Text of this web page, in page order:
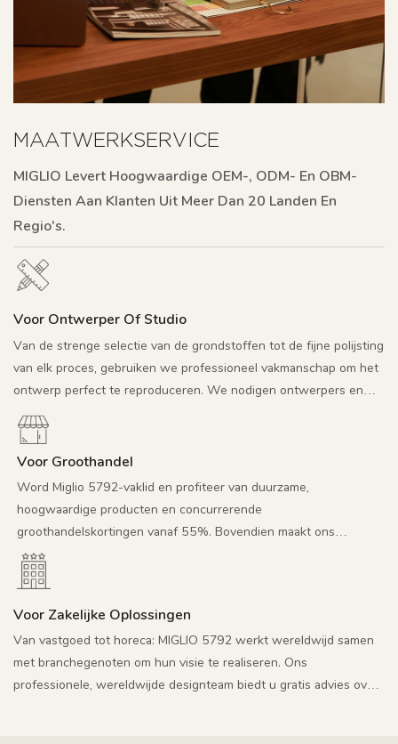
MAATWERKSERVICE
MIGLIO Levert Hoogwaardige OEM-, ODM- En OBM-
Diensten Aan Klanten Uit Meer Dan 20 Landen En
Regio's.
Voor Ontwerper Of Studio
Van de strenge selectie van de grondstoffen tot de fijne polijsting
van elk proces, gebruiken we professioneel vakmanschap om het
ontwerp perfect te reproduceren. We nodigen ontwerpers en
studio's van harte uit om samen te werken en we zullen volledig
meewerken aan de creatieve implementatie, nauwkeurige
monsterproductie en het delen van informatie om onze werken
op de markt te brengen. We hopen samen te werken voor een
win-winsituatie.
Voor Groothandel
Word Miglio 5792-vaklid en profiteer van duurzame,
hoogwaardige producten en concurrerende
groothandelskortingen vanaf 55%. Bovendien maakt ons
professionele mediapromotieteam creatieve afbeeldingen en
video's om uw project meer bekendheid te geven.
Voor Zakelijke Oplossingen
Van vastgoed tot horeca: MIGLIO 5792 werkt wereldwijd samen
met branchegenoten om hun visie te realiseren. Ons
professionele, wereldwijde designteam biedt u gratis advies over